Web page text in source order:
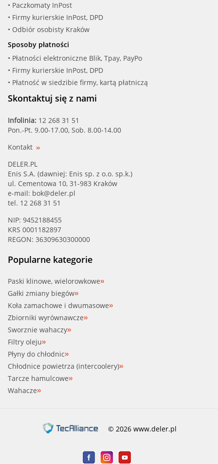
• Paczkomaty InPost
• Firmy kurierskie InPost, DPD
• Odbiór osobisty Kraków
Sposoby płatności
• Płatności elektroniczne Blik, Tpay, PayPo
• Firmy kurierskie InPost, DPD
• Płatność w siedzibie firmy, kartą płatniczą
Skontaktuj się z nami
Infolinia: 12 268 31 51
Pon.-Pt. 9.00-17.00, Sob. 8.00-14.00
Kontakt
DELER.PL
Enis S.A. (dawniej: Enis sp. z o.o. sp.k.)
ul. Cementowa 10, 31-983 Kraków
e-mail: bok@deler.pl
tel. 12 268 31 51
NIP: 9452188455
KRS 0001182897
REGON: 36309630300000
Popularne kategorie
Paski klinowe, wielorowkowe
Gałki zmiany biegów
Koła zamachowe i dwumasowe
Zbiorniki wyrównawcze
Sworznie wahaczy
Filtry oleju
Płyny do chłodnic
Chłodnice powietrza (intercoolery)
Tarcze hamulcowe
Wahacze
© 2026 www.deler.pl